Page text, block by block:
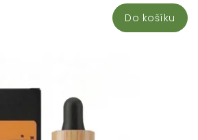
Do košíku